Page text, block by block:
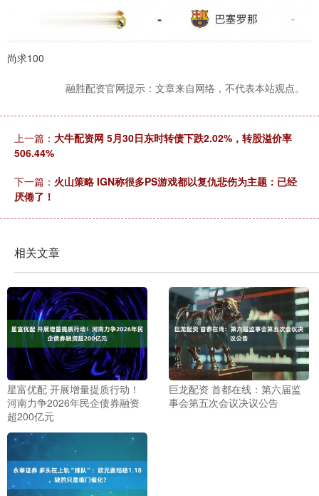
尚求100
融胜配资官网提示：文章来自网络，不代表本站观点。
上一篇： 大牛配资网 5月30日东时转债下跌2.02%，转股溢价率
506.44%
下一篇： 火山策略 IGN称很多PS游戏都以复仇悲伤为主题：已经
厌倦了！
相关文章
星富优配 开展增量提质行动！
河南力争2026年民企债券融资
超200亿元
巨龙配资 首都在线：第六届监
事会第五次会议决议公告